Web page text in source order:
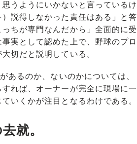
うようにいかないと言っているけ
説得しなかった責任はある」と答
ちが専門なんだから」全面的に受
実として認めた上で、野球のプロ
切だと説明している。
あるのか、ないのかについては、
れば、オーナーが完全に現場に一
いくかが注目となるわけである。
就。